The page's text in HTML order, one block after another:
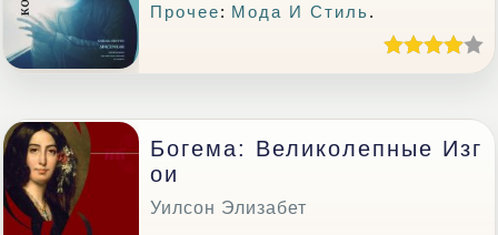
Прочее: Мода И Стиль.
Богема: Великолепные Изг
Ои
Уилсон Элизабет